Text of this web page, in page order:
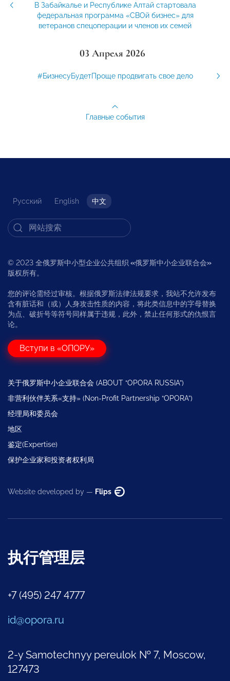
В Забайкалье и Республике Алтай стартовала
федеральная программа «СВОй бизнес» для
ветеранов спецоперации и членов их семей
03 Апреля 2026
#БизнесуБудетПроще продвигать свое дело
Главные события
Русский English 中文
© 2023 全俄罗斯中小型企业公共组织 «俄罗斯中小企业联合会»
版权所有。
您的评论需经过审核。根据俄罗斯法律法规要求，我站不允许发布
含有脏话和（或）人身攻击性质的内容，将此类信息中的字母替换
为点、破折号等符号同样属于违规，此外，禁止任何形式的仇恨言
论。
Вступи в «ОПОРУ»
关于俄罗斯中小企业联合会 (ABOUT “OPORA RUSSIA”)
非营利伙伴关系«支持» (Non-Profit Partnership “OPORA”)
经理局和委员会
地区
鉴定(Expertise)
保护企业家和投资者权利局
Website developed by — Flips
执行管理层
+7 (495) 247 4777
id@opora.ru
2-y Samotechnyy pereulok № 7, Moscow,
127473